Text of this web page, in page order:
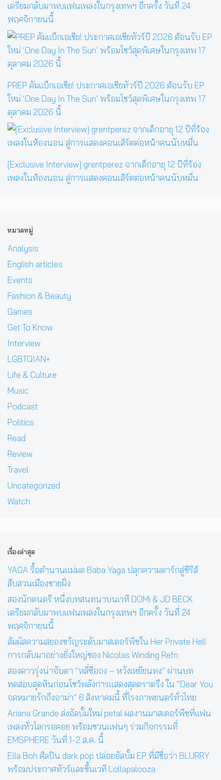
เตรียมกลับมาพบแฟนเพลงในกรุงเทพฯ อีกครั้ง วันที่ 24
พฤศจิกายนนี้
PREP คัมแบ็กเอเชีย! ประกาศเอเชียทัวร์ปี 2026 ต้อนรับ EP
ใหม่ ‘One Day In The Sun’ พร้อมโชว์สุดพิเศษในกรุงเทพ 17
ตุลาคม 2026 นี้
[Exclusive Interview] grentperez จากเด็กอายุ 12 ปีที่ร้อง
เพลงในห้องนอน สู่การแสดงคอนเสิร์ตต่อหน้าคนนับหมื่น
หมวดหมู่
Analysis
English articles
Events
Fashion & Beauty
Games
Get To Know
Interview
LGBTQIAN+
Life & Culture
Music
Podcast
Politics
Read
Review
Travel
Uncategorized
Watch
เรื่องล่าสุด
YAGA รื้อตำนานแม่มด Baba Yaga ปลุกความดาร์กสู่ซีรีส์
สืบสวนเมืองชายฝั่ง
สองนักดนตรี หนึ่งบทสนทนาบนเวที DOMi & JD BECK
เตรียมกลับมาพบแฟนเพลงในกรุงเทพฯ อีกครั้ง วันที่ 24
พฤศจิกายนนี้
สัมผัสความสยองขวัญระดับมาสเตอร์พีซใน Her Private Hell
การกลับมาอย่างยิ่งใหญ่ของ Nicolas Winding Refn
สองดาวรุ่งน่าจับตา “หลี่ซือถง – หวังเหยียนทง” ผ่านบท
ทดสอบสุดหินก่อนโชว์พลังการแสดงสุดตราตรึง ใน “Dear You
จดหมายรักถึงอาม่า” 6 สิงหาคมนี้ ที่โรงภาพยนตร์ทั่วไทย
Ariana Grande ส่งอัลบั้มใหม่ petal ผลงานมาสเตอร์พีซที่แฟน
เพลงทั่วโลกรอคอย พร้อมชวนแฟนๆ ร่วมกิจกรรมที่
EMSPHERE วันที่ 1-2 ส.ค. นี้
Ella Boh ศิลปิน dark pop ปล่อยอัลบั้ม EP ที่มีชื่อว่า BLURRY
พร้อมประกาศทัวร์และขึ้นเวที Lollapalooza